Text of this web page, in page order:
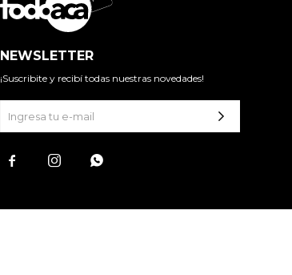
NEWSLETTER
¡Suscribite y recibí todas nuestras novedades!
  